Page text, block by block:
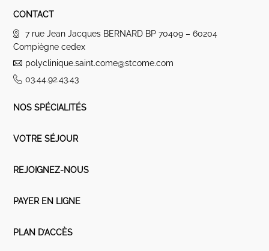
CONTACT
7 rue Jean Jacques BERNARD BP 70409 – 60204
Compiègne cedex
polyclinique.saint.come@stcome.com
03.44.92.43.43
NOS SPÉCIALITÉS
VOTRE SÉJOUR
REJOIGNEZ-NOUS
PAYER EN LIGNE
PLAN D’ACCÈS